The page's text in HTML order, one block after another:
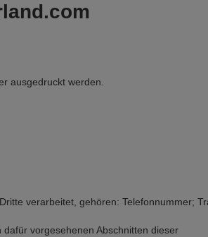
ausgedruckt werden.
verarbeitet, gehören: Telefonnummer;
vorgesehenen Abschnitten dieser